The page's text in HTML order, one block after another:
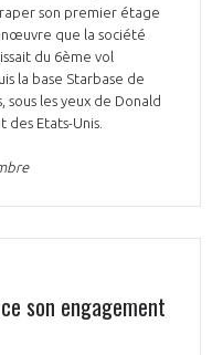
DE LA FILIÈRE
son premier étage
que la société
du 6ème vol
la base Starbase de
sous les yeux de Donald
Etats-Unis.
son engagement